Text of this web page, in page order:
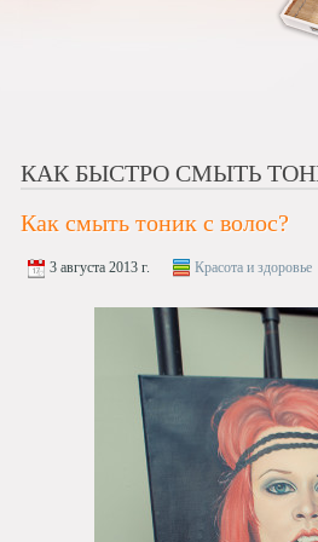
КАК БЫСТРО СМЫТЬ
Как смыть тоник с волос?
3 августа 2013 г. Красота и здоровье